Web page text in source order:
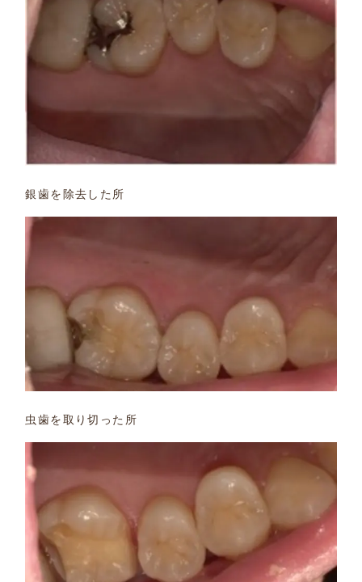
銀歯を除去した所
虫歯を取り切った所